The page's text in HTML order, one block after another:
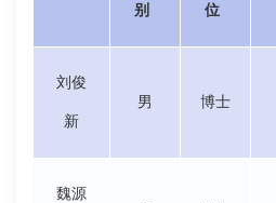
别 位
刘俊
新
男 博士
魏源